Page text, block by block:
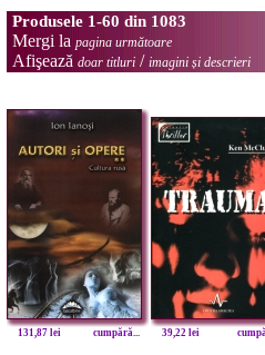
Produsele 1-60 din 1083
Mergi la pagina următoare
Afişează doar titluri / imagini și descrieri
131,87 lei cumpără... 39,22 lei